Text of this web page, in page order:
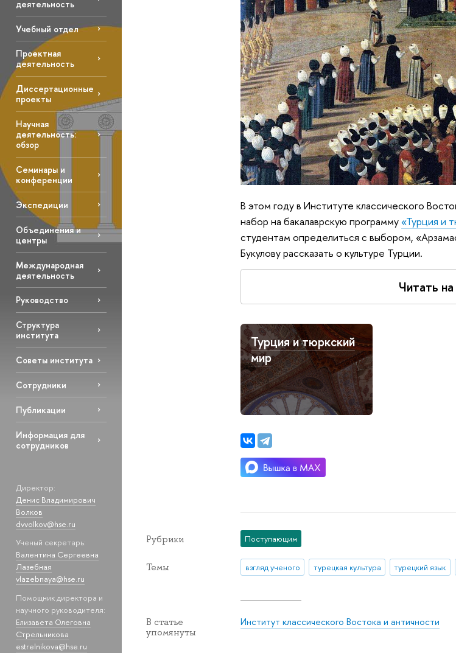
деятельность
Учебный отдел
Проектная
деятельность
Диссертационные
проекты
Научная
деятельность:
обзор
Семинары и
конференции
Экспедиции
Объединения и
центры
Международная
деятельность
Руководство
Структура
института
Советы института
Сотрудники
Публикации
Информация для
сотрудников
Директор:
Денис Владимирович
Волков
dvvolkov@hse.ru
Ученый секретарь:
Валентина Сергеевна
Лазебная
vlazebnaya@hse.ru
Помощник директора и
научного руководителя:
Елизавета Олеговна
Стрельникова
estrelnikova@hse.ru
В этом году в Институте классического
набор на бакалаврскую программу «Турция и
студентам определиться с выбором,
Букулову рассказать о культуре Турции.
Читать
Турция и тюркский
мир
Рубрики Поступающим
Темы взгляд ученого турецкая культура турецкий язык
В статье
упомянуты
Институт классического Востока и античности